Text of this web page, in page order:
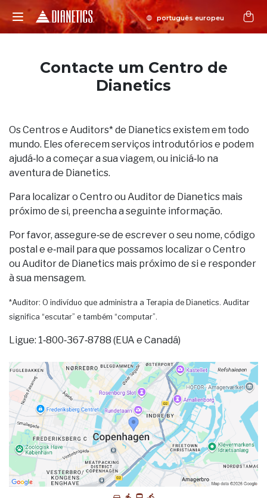
Contacte um Centro de
Dianetics
Os Centros e Auditors* de Dianetics existem em todo
mundo. Eles oferecem serviços introdutórios e podem
ajudá‑lo a começar a sua viagem, ou iniciá‑lo na
aventura de Dianetics.
Para localizar o Centro ou Auditor de Dianetics mais
próximo de si, preencha a seguinte informação.
Por favor, assegure‑se de escrever o seu nome, código
postal e e‑mail para que possamos localizar o Centro
ou Auditor de Dianetics mais próximo de si e responder
à sua mensagem.
*Auditor: O indivíduo que administra a Terapia de Dianetics. Auditar
significa “escutar” e também “computar”.
Ligue: 1‑800‑367‑8788 (EUA e Canadá)